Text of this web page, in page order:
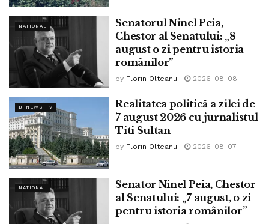
NATIONAL
Senatorul Ninel Peia,
Chestor al Senatului: „8
august o zi pentru istoria
românilor”
by Florin Olteanu 2026-08-08
BPNEWS TV
Realitatea politică a zilei de
7 august 2026 cu jurnalistul
Titi Sultan
by Florin Olteanu 2026-08-07
NATIONAL
Senator Ninel Peia, Chestor
al Senatului: „7 august, o zi
pentru istoria românilor”